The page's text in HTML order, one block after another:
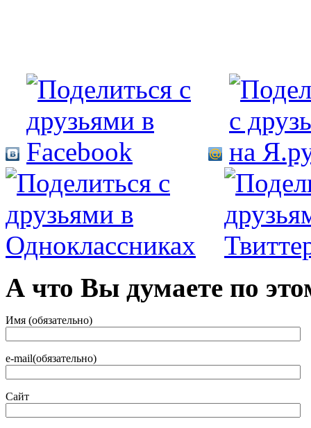
А что Вы думаете по
Имя (обязательно)
e-mail(обязательно)
Сайт